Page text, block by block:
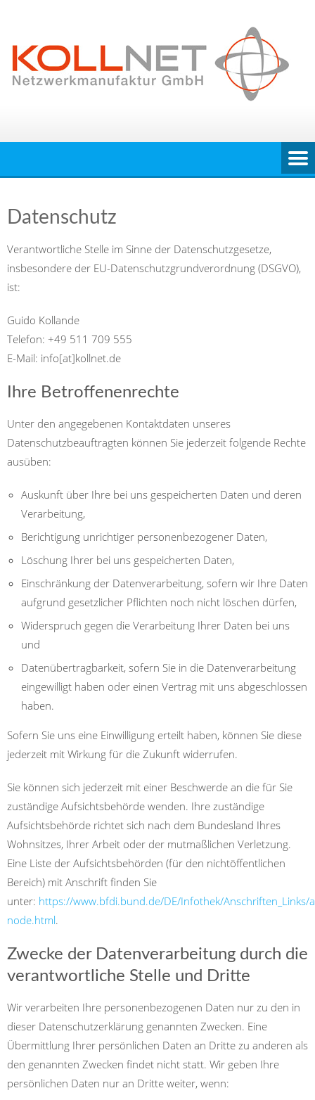
content
Datenschutz
Verantwortliche Stelle im Sinne der Datenschutzgesetze,
insbesondere der EU-Datenschutzgrundverordnung (DSGVO),
ist:
Guido Kollande
Telefon: +49 511 709 555
E-Mail: info[at]kollnet.de
Ihre Betroffenenrechte
Unter den angegebenen Kontaktdaten unseres
Datenschutzbeauftragten können Sie jederzeit folgende Rechte
ausüben:
Auskunft über Ihre bei uns gespeicherten Daten und deren
Verarbeitung,
Berichtigung unrichtiger personenbezogener Daten,
Löschung Ihrer bei uns gespeicherten Daten,
Einschränkung der Datenverarbeitung, sofern wir Ihre Daten
aufgrund gesetzlicher Pflichten noch nicht löschen dürfen,
Widerspruch gegen die Verarbeitung Ihrer Daten bei uns
und
Datenübertragbarkeit, sofern Sie in die Datenverarbeitung
eingewilligt haben oder einen Vertrag mit uns abgeschlossen
haben.
Sofern Sie uns eine Einwilligung erteilt haben, können Sie diese
jederzeit mit Wirkung für die Zukunft widerrufen.
Sie können sich jederzeit mit einer Beschwerde an die für Sie
zuständige Aufsichtsbehörde wenden. Ihre zuständige
Aufsichtsbehörde richtet sich nach dem Bundesland Ihres
Wohnsitzes, Ihrer Arbeit oder der mutmaßlichen Verletzung.
Eine Liste der Aufsichtsbehörden (für den nichtöffentlichen
Bereich) mit Anschrift finden Sie
unter: https://www.bfdi.bund.de/DE/Infothek/Anschriften_Links/
node.html.
Zwecke der Datenverarbeitung durch die
verantwortliche Stelle und Dritte
Wir verarbeiten Ihre personenbezogenen Daten nur zu den in
dieser Datenschutzerklärung genannten Zwecken. Eine
Übermittlung Ihrer persönlichen Daten an Dritte zu anderen als
den genannten Zwecken findet nicht statt. Wir geben Ihre
persönlichen Daten nur an Dritte weiter, wenn: